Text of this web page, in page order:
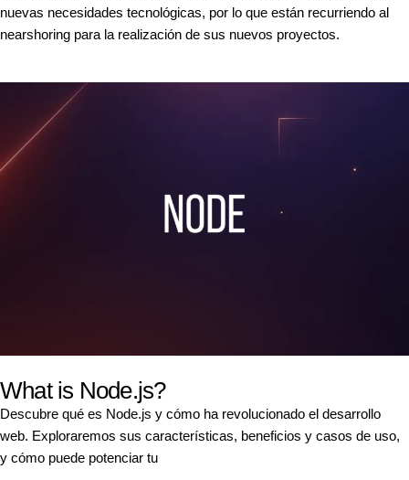
nuevas necesidades tecnológicas, por lo que están recurriendo al
nearshoring para la realización de sus nuevos proyectos.
What is Node.js?
Descubre qué es Node.js y cómo ha revolucionado el desarrollo
web. Exploraremos sus características, beneficios y casos de uso,
y cómo puede potenciar tu